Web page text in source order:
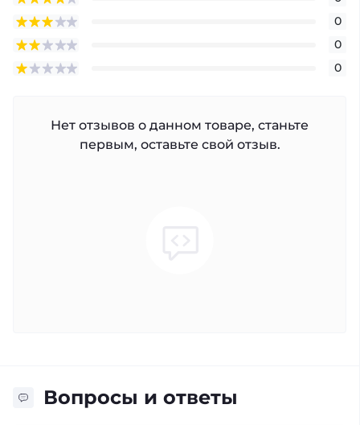
0
0
0
Нет отзывов о данном товаре, станьте
первым, оставьте свой отзыв.
Вопросы и ответы